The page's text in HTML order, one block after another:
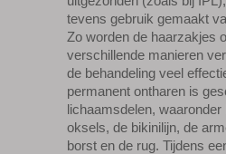
tevens gebruik gemaakt
Zo worden de haarzakjes
verschillende manieren
de behandeling veel
permanent ontharen is
lichaamsdelen,
oksels, de bikinilijn, de
borst en de rug. Tijdens